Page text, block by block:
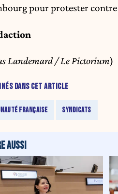
pour protester
Landemard / Le Pictorium)
DANS CET ARTICLE
FRANÇAISE SYNDICATS
AUSSI